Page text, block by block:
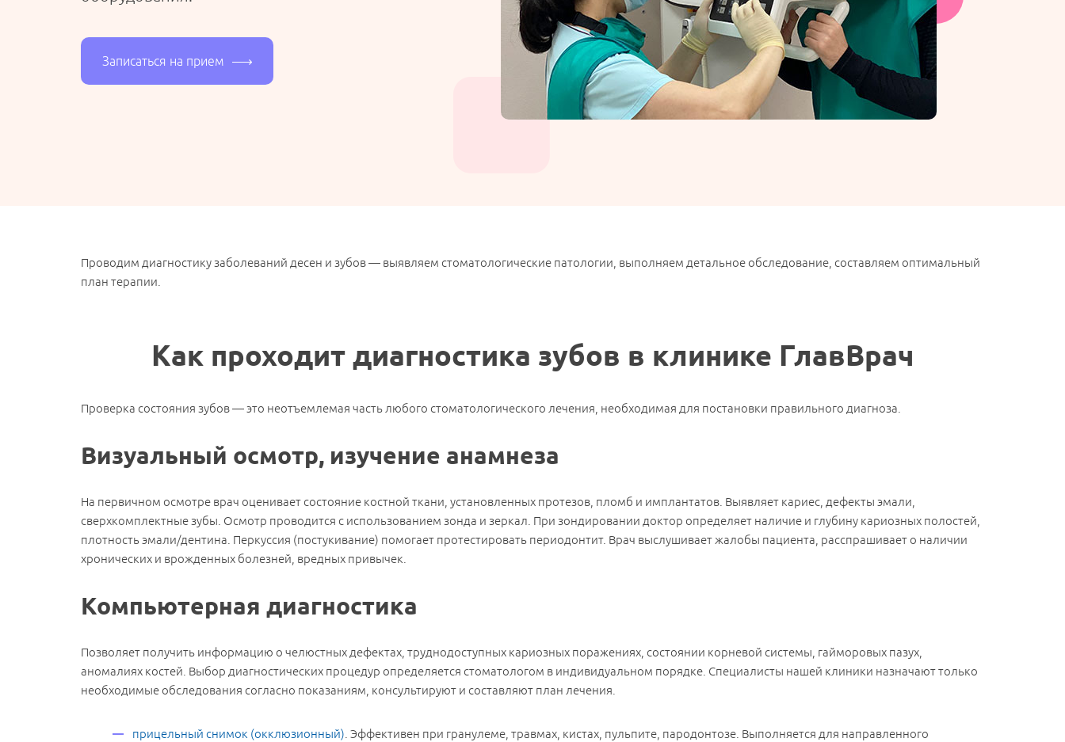
Записаться на прием
Проводим диагностику заболеваний десен и зубов — выявляем стоматологические патологии, выполняем детальное обследование, составляем оптимальный
план терапии.
Как проходит диагностика зубов в клинике ГлавВрач
Проверка состояния зубов — это неотъемлемая часть любого стоматологического лечения, необходимая для постановки правильного диагноза.
Визуальный осмотр, изучение анамнеза
На первичном осмотре врач оценивает состояние костной ткани, установленных протезов, пломб и имплантатов. Выявляет кариес, дефекты эмали,
сверхкомплектные зубы. Осмотр проводится с использованием зонда и зеркал. При зондировании доктор определяет наличие и глубину кариозных полостей,
плотность эмали/дентина. Перкуссия (постукивание) помогает протестировать периодонтит. Врач выслушивает жалобы пациента, расспрашивает о наличии
хронических и врожденных болезней, вредных привычек.
Компьютерная диагностика
Позволяет получить информацию о челюстных дефектах, труднодоступных кариозных поражениях, состоянии корневой системы, гайморовых пазух,
аномалиях костей. Выбор диагностических процедур определяется стоматологом в индивидуальном порядке. Специалисты нашей клиники назначают только
необходимые обследования согласно показаниям, консультируют и составляют план лечения.
прицельный снимок (окклюзионный) . Эффективен при гранулеме, травмах, кистах, пульпите, пародонтозе. Выполняется для направленного